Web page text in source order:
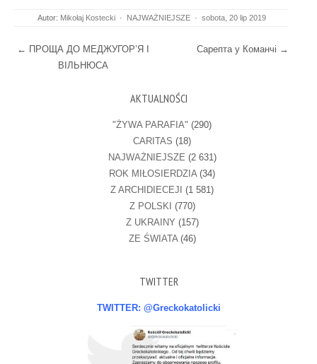
Autor: Mikołaj Kostecki · NAJWAŻNIEJSZE · sobota, 20 lip 2019
Post navigation
← ПРОЩА ДО МЕДЖУГОР’Я І
ВІЛЬНЮСА
Сарепта у Команчі →
AKTUALNOŚCI
"ŻYWA PARAFIA" (290)
CARITAS (18)
NAJWAŻNIEJSZE (2 631)
ROK MIŁOSIERDZIA(34)
Z ARCHIDIECEJI (1 581)
Z POLSKI (770)
Z UKRAINY (157)
ZE ŚWIATA(46)
TWITTER
TWITTER: @Greckokatolicki